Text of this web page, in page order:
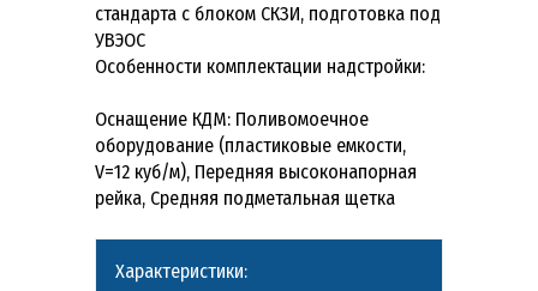
стандарта с блоком СКЗИ, подготовка под
УВЭОС
Особенности комплектации надстройки:
Оснащение КДМ: Поливомоечное
оборудование (пластиковые емкости,
V=12 куб/м), Передняя высоконапорная
рейка, Средняя подметальная щетка
Характеристики: